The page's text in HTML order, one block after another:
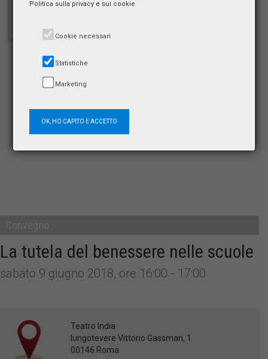
La tutela del benessere nelle scuole
sabato 9 giugno 2018, ore 16:00 - 17:00
Teatro India
lungotevere Vittorio Gassman, 1
00146 Roma
Politica sulla privacy e sui cookie
Cookie necessari
Statistiche
Marketing
OK, HO CAPITO E ACCETTO